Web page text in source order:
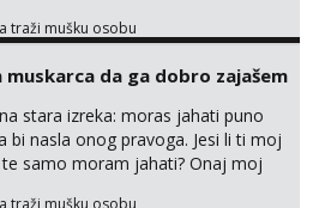
samo malo njeznosti i
po tijelu koji me jako
kad muskarac preuzme
. javi se :) Klikni na link ispod i nadji
cekam te!
traži mušku osobu
muskarca da ga dobro zajašem
stara izreka: moras jahati puno
bi nasla onog pravoga. Jesi li ti moj
te samo moram jahati? Onaj moj
traži mušku osobu